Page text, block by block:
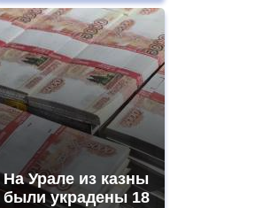
На Урале из казны
были украдены 18